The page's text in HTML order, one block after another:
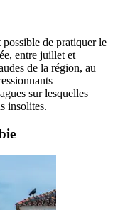
de pratiquer le
entre juillet et
de la région, au
sur lesquelles
insolites.